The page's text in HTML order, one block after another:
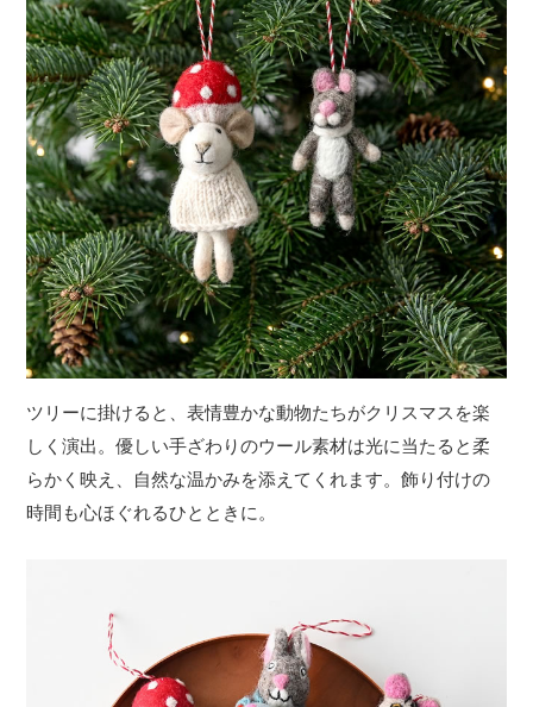
ツリーに掛けると、表情豊かな動物たちがクリスマスを楽
しく演出。優しい手ざわりのウール素材は光に当たると柔
らかく映え、自然な温かみを添えてくれます。飾り付けの
時間も心ほぐれるひとときに。